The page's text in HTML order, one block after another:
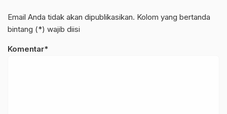
Email Anda tidak akan dipublikasikan. Kolom yang bertanda
bintang (*) wajib diisi
Komentar*